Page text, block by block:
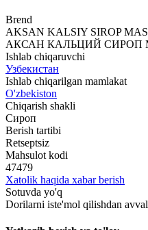
Brend
AKSAN KALSIY SIROP
АКСАН КАЛЬЦИЙ СИРОП
Ishlab chiqaruvchi
Узбекистан
Ishlab chiqarilgan mamlakat
O'zbekiston
Chiqarish shakli
Сироп
Berish tartibi
Retseptsiz
Mahsulot kodi
47479
Xatolik haqida xabar berish
Sotuvda yo'q
Dorilarni iste'mol qilishdan